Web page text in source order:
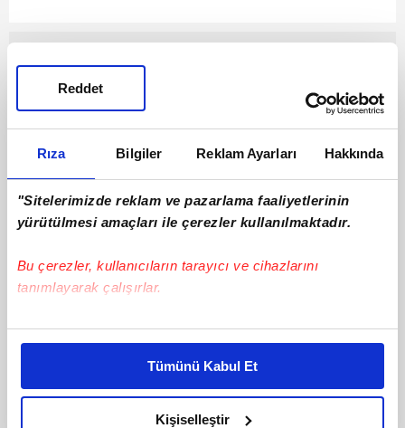
Rıza Bilgiler Reklam Ayarları Hakkında
"Sitelerimizde reklam ve pazarlama faaliyetlerinin
yürütülmesi amaçları ile çerezler kullanılmaktadır.
Bu çerezler, kullanıcıların tarayıcı ve cihazlarını
tanımlayarak çalışırlar.
Bu çerezlere izin vermeniz halinde sizlere özel
daha iyi reklam deneyimi yaşatabiliriz. Bunu yaparken
amacımızın size daha iyi bir reklam deneyimi sunmak
olduğunu ve sizlere en iyi içerikleri sunabilmek adına
Tümünü Kabul Et
Kişiselleştir
Reddet